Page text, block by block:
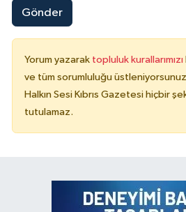
Gönder
Yorum yazarak topluluk kurallarımızı
ve tüm sorumluluğu
Halkın Sesi Kıbrıs Gazetesi hiçbir
tutulamaz.